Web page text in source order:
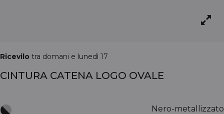
Ricevilo tra domani e lunedì 17
CINTURA CATENA LOGO OVALE
Nero-metallizzato